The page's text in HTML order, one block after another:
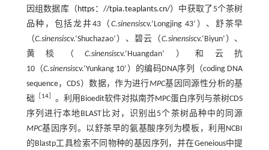
因组数据库（https：//tpia.teaplants.cn/）中获取了5个茶树
品种，包括龙井43（C.sinensiscv.‘Longjing 43’）、舒茶早
（C.sinensiscv.‘Shuchazao’）、碧云（C.sinensiscv.‘Biyun’）、
黄棪（C.sinensiscv.‘Huangdan’）和云抗
10（C.sinensiscv.‘Yunkang 10’）的编码DNA序列（coding DNA
sequence，CDS）数据，作为进行MPC基因同源性分析的基
础
14］ 。利用Bioedit软件对拟南芥MPC蛋白序列与茶树CDS
序列进行本地BLAST比对，识别出5个茶树品种中的同源
MPC基因序列。以舒茶早的氨基酸序列为模板，利用NCBI
的Blastp工具检索不同物种的基因序列，并在Geneious中提